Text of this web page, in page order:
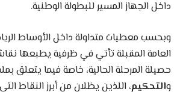
داخل الجهاز المسير للبطولة الوطنية.
وبحسب معطيات متداولة داخل الأوساط
العامة المقبلة تأتي في ظرفية يطبعها
حصيلة المرحلة الحالية، خاصة فيما يتعلق
التحكيم، اللذين يظلان من أبرز النقاط التي